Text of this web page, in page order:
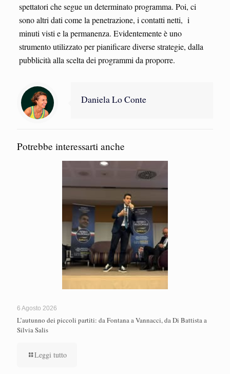
spettatori che segue un determinato programma. Poi, ci
sono altri dati come la penetrazione, i contatti netti, i
minuti visti e la permanenza. Evidentemente è uno
strumento utilizzato per pianificare diverse strategie, dalla
pubblicità alla scelta dei programmi da proporre.
Daniela Lo Conte
Potrebbe interessarti anche
6 Agosto 2026
L’autunno dei piccoli partiti: da Fontana a Vannacci, da Di Battista a
Silvia Salis
Leggi tutto